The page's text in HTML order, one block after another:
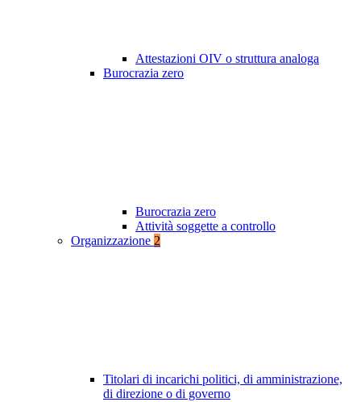
Attestazioni OIV o struttura analoga
Burocrazia zero
Burocrazia zero
Attività soggette a controllo
Organizzazione 2
Titolari di incarichi politici, di amministrazione,
di direzione o di governo